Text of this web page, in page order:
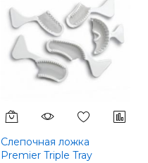
Слепочная ложка
Premier Triple Tray